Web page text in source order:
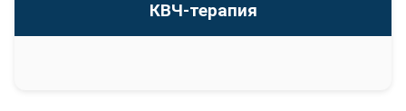
КВЧ-терапия